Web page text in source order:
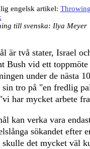
engelsk artikel:
till svenska: Ilya Meyer
är två stater, Israel
Bush vid ett
under de nästa
sin tro på "en fredlig
har mycket arbete
kan verka vara
sökandet efter
det mycket väl